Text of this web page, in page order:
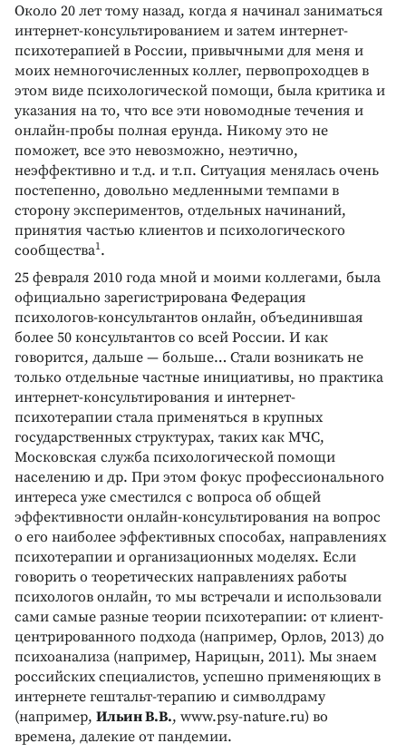
Около 20 лет тому назад, когда я начинал заниматься
интернет-консультированием и затем интернет-
психотерапией в России, привычными для меня и
моих немногочисленных коллег, первопроходцев в
этом виде психологической помощи, была критика и
указания на то, что все эти новомодные течения и
онлайн-пробы полная ерунда. Никому это не
поможет, все это невозможно, неэтично,
неэффективно и т.д. и т.п. Ситуация менялась очень
постепенно, довольно медленными темпами в
сторону экспериментов, отдельных начинаний,
принятия частью клиентов и психологического
сообщества1.
25 февраля 2010 года мной и моими коллегами, была
официально зарегистрирована Федерация
психологов-консультантов онлайн, объединившая
более 50 консультантов со всей России. И как
говорится, дальше — больше… Стали возникать не
только отдельные частные инициативы, но практика
интернет-консультирования и интернет-
психотерапии стала применяться в крупных
государственных структурах, таких как МЧС,
Московская служба психологической помощи
населению и др. При этом фокус профессионального
интереса уже сместился с вопроса об общей
эффективности онлайн-консультирования на вопрос
о его наиболее эффективных способах, направлениях
психотерапии и организационных моделях. Если
говорить о теоретических направлениях работы
психологов онлайн, то мы встречали и использовали
сами самые разные теории психотерапии: от клиент-
центрированного подхода (например, Орлов, 2013) до
психоанализа (например, Нарицын, 2011). Мы знаем
российских специалистов, успешно применяющих в
интернете гештальт-терапию и символдраму
(например, Ильин В.В., www.psy-nature.ru) во
времена, далекие от пандемии.